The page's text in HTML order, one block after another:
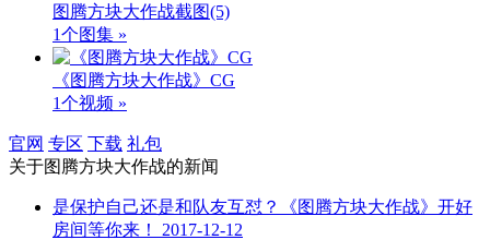
图腾方块大作战截图(5)
1个图集 »
《图腾方块大作战》CG
1个视频 »
官网 专区 下载 礼包
关于图腾方块大作战的新闻
是保护自己还是和队友互怼？《图腾方块大作战》开好
房间等你来！
2017-12-12